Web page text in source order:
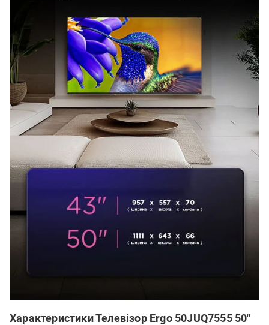
Характеристики Телевізор Ergo 50JUQ7555 50″